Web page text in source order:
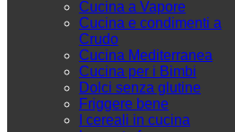
Cucina a Vapore
Cucina e condimenti a
Crudo
Cucina Mediterranea
Cucina per i Bimbi
Dolci senza glutine
Friggere bene
I cereali in cucina